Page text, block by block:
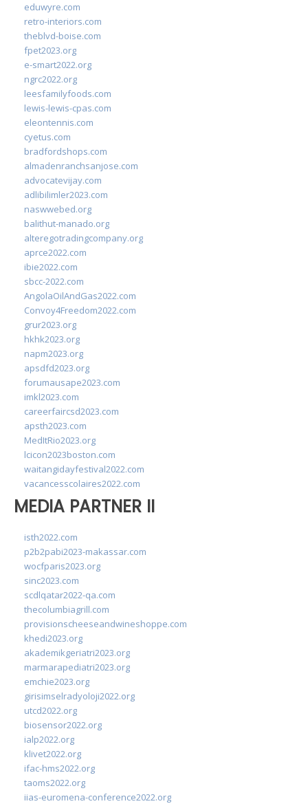
eduwyre.com
retro-interiors.com
theblvd-boise.com
fpet2023.org
e-smart2022.org
ngrc2022.org
leesfamilyfoods.com
lewis-lewis-cpas.com
eleontennis.com
cyetus.com
bradfordshops.com
almadenranchsanjose.com
advocatevijay.com
adlibilimler2023.com
naswwebed.org
balithut-manado.org
alteregotradingcompany.org
aprce2022.com
ibie2022.com
sbcc-2022.com
AngolaOilAndGas2022.com
Convoy4Freedom2022.com
grur2023.org
hkhk2023.org
napm2023.org
apsdfd2023.org
forumausape2023.com
imkl2023.com
careerfaircsd2023.com
apsth2023.com
MedItRio2023.org
lcicon2023boston.com
waitangidayfestival2022.com
vacancesscolaires2022.com
MEDIA PARTNER II
isth2022.com
p2b2pabi2023-makassar.com
wocfparis2023.org
sinc2023.com
scdlqatar2022-qa.com
thecolumbiagrill.com
provisionscheeseandwineshoppe.com
khedi2023.org
akademikgeriatri2023.org
marmarapediatri2023.org
emchie2023.org
girisimselradyoloji2022.org
utcd2022.org
biosensor2022.org
ialp2022.org
klivet2022.org
ifac-hms2022.org
taoms2022.org
iias-euromena-conference2022.org